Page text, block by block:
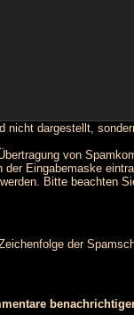
nicht dargestellt,
von
Eingabemaske
Bitte beachten
der